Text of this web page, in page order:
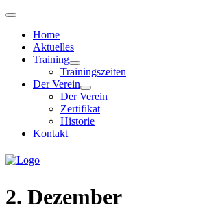
Home
Aktuelles
Training
Trainingszeiten
Der Verein
Der Verein
Zertifikat
Historie
Kontakt
2. Dezember